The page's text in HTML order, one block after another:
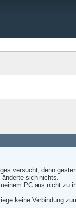
versucht, denn
änderte sich nichts.
PC aus nicht zu
keine Verbindung